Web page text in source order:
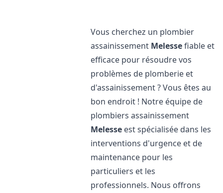
Vous cherchez un plombier
assainissement Melessefiable et
efficace pour résoudre vos
problèmes de plomberie et
d'assainissement ? Vous êtes au
bon endroit ! Notre équipe de
plombiers assainissement
Melesse est spécialisée dans les
interventions d'urgence et de
maintenance pour les
particuliers et les
professionnels. Nous offrons